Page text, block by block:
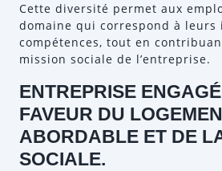
Cette diversité permet aux
domaine qui correspond à leurs
compétences, tout en
mission sociale de l’entreprise.
ENTREPRISE
FAVEUR DU
ABORDABLE ET DE
SOCIALE.